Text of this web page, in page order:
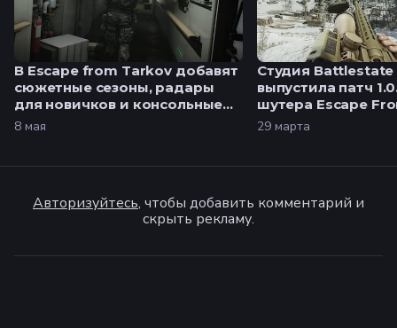
В Escape from Tarkov добавят
сюжетные сезоны, радары
для новичков и консольные
версии
8 мая
Студия Battlestate
выпустила патч
шутера Escape
29 марта
Авторизуйтесь, чтобы добавить комментарий и
скрыть рекламу.